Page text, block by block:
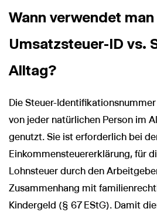
Wann verwendet man
Umsatzsteuer-ID vs.
Alltag?
Die Steuer-
von jeder natürlichen Person im
genutzt. Sie ist erforderlich bei
Einkommensteuererklärung, für
Lohnsteuer durch den
Zusammenhang mit
Kindergeld (§ 67 EStG). Damit